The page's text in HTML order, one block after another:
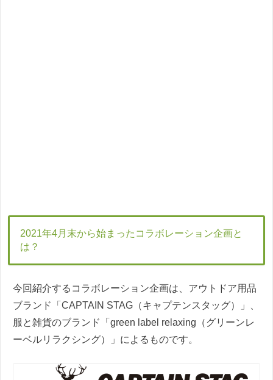
2021年4月末から始まったコラボレーション企画と
は？
今回紹介するコラボレーション企画は、アウトドア用品
ブランド「CAPTAIN STAG（キャプテンスタッグ）」、
服と雑貨のブランド「green label relaxing（グリーンレ
ーベルリラクシング）」によるものです。